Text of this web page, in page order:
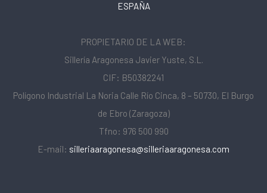
ESPAÑA
PROPIETARIO DE LA WEB:
Sillería Aragonesa Javier Yuste, S.L.
CIF: B50382241
Polígono Industrial La Noria Calle Río Cinca, 8 – 50730, El Burgo
de Ebro (Zaragoza)
Tfno: 976 500 990
E-mail: silleriaaragonesa@silleriaaragonesa.com